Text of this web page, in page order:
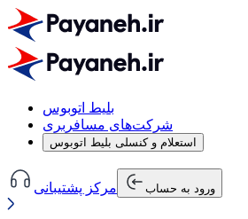
بلیط اتوبوس
شرکت‌های مسافربری
استعلام و کنسلی بلیط اتوبوس
مرکز پشتیبانی ورود به حساب